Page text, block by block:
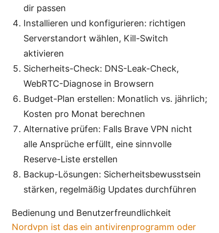
dir passen
Installieren und konfigurieren: richtigen
Serverstandort wählen, Kill-Switch
aktivieren
Sicherheits-Check: DNS-Leak-Check,
WebRTC-Diagnose in Browsern
Budget-Plan erstellen: Monatlich vs. jährlich;
Kosten pro Monat berechnen
Alternative prüfen: Falls Brave VPN nicht
alle Ansprüche erfüllt, eine sinnvolle
Reserve-Liste erstellen
Backup-Lösungen: Sicherheitsbewusstsein
stärken, regelmäßig Updates durchführen
Bedienung und Benutzerfreundlichkeit
Nordvpn ist das ein antivirenprogramm oder